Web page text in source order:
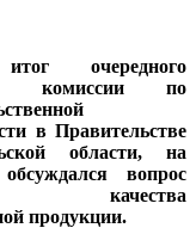
очередного
комиссии по
в Правительстве
области, на
вопрос
качества
продукции.